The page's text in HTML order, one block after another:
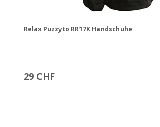
Relax Puzzyto RR17K Handschuhe
29 CHF